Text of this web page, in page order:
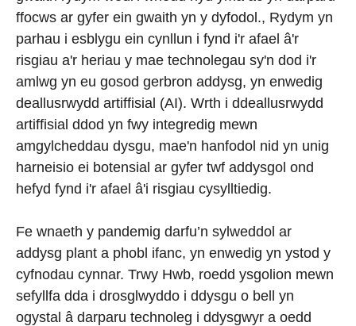
ffocws ar gyfer ein gwaith yn y dyfodol., Rydym yn
parhau i esblygu ein cynllun i fynd i'r afael â'r
risgiau a'r heriau y mae technolegau sy'n dod i'r
amlwg yn eu gosod gerbron addysg, yn enwedig
deallusrwydd artiffisial (AI). Wrth i ddeallusrwydd
artiffisial ddod yn fwy integredig mewn
amgylcheddau dysgu, mae'n hanfodol nid yn unig
harneisio ei botensial ar gyfer twf addysgol ond
hefyd fynd i'r afael â'i risgiau cysylltiedig.
Fe wnaeth y pandemig darfu’n sylweddol ar
addysg plant a phobl ifanc, yn enwedig yn ystod y
cyfnodau cynnar. Trwy Hwb, roedd ysgolion mewn
sefyllfa dda i drosglwyddo i ddysgu o bell yn
ogystal â darparu technoleg i ddysgwyr a oedd